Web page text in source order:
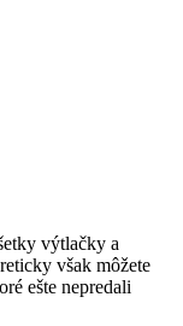
výtlačky a
však môžete
ešte nepredali